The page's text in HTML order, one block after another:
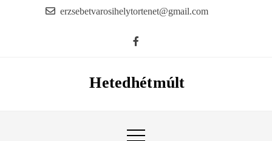
erzsebetvarosihelytortenet@gmail.com
Hetedhétmúlt